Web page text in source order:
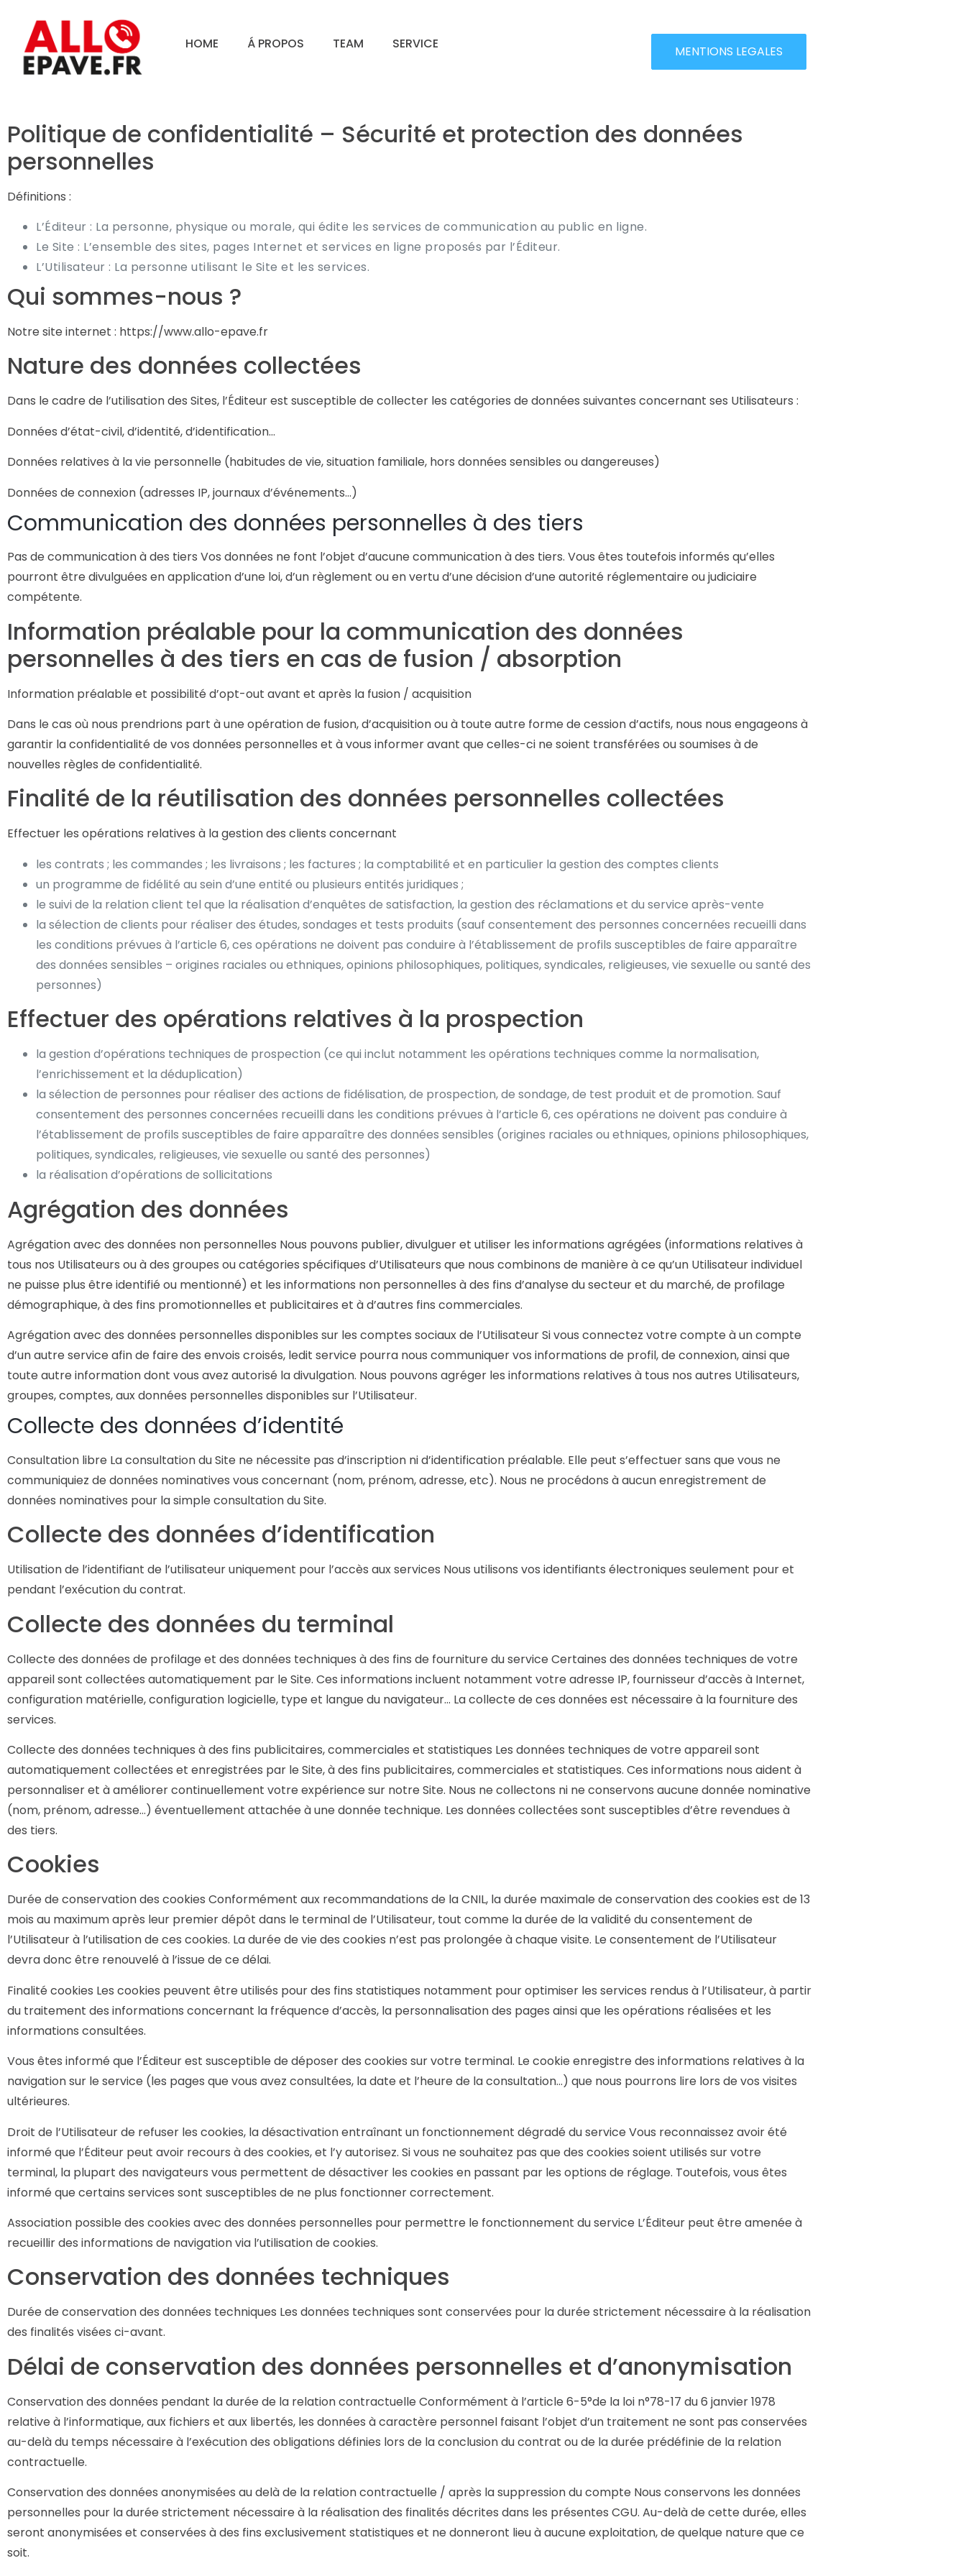
HOME Á PROPOS TEAM SERVICE MENTIONS LEGALES
Politique de confidentialité – Sécurité et protection des données
personnelles
Définitions :
L’Éditeur : La personne, physique ou morale, qui édite les services de communication au public en ligne.
Le Site : L’ensemble des sites, pages Internet et services en ligne proposés par l’Éditeur.
L’Utilisateur : La personne utilisant le Site et les services.
Qui sommes-nous ?
Notre site internet : https://www.allo-epave.fr
Nature des données collectées
Dans le cadre de l’utilisation des Sites, l’Éditeur est susceptible de collecter les catégories de données suivantes concernant ses Utilisateurs :
Données d’état-civil, d’identité, d’identification…
Données relatives à la vie personnelle (habitudes de vie, situation familiale, hors données sensibles ou dangereuses)
Données de connexion (adresses IP, journaux d’événements…)
Communication des données personnelles à des tiers
Pas de communication à des tiers Vos données ne font l’objet d’aucune communication à des tiers. Vous êtes toutefois informés qu’elles
pourront être divulguées en application d’une loi, d’un règlement ou en vertu d’une décision d’une autorité réglementaire ou judiciaire
compétente.
Information préalable pour la communication des données
personnelles à des tiers en cas de fusion / absorption
Information préalable et possibilité d’opt-out avant et après la fusion / acquisition
Dans le cas où nous prendrions part à une opération de fusion, d’acquisition ou à toute autre forme de cession d’actifs, nous nous engageons à
garantir la confidentialité de vos données personnelles et à vous informer avant que celles-ci ne soient transférées ou soumises à de
nouvelles règles de confidentialité.
Finalité de la réutilisation des données personnelles collectées
Effectuer les opérations relatives à la gestion des clients concernant
les contrats ; les commandes ; les livraisons ; les factures ; la comptabilité et en particulier la gestion des comptes clients
un programme de fidélité au sein d’une entité ou plusieurs entités juridiques ;
le suivi de la relation client tel que la réalisation d’enquêtes de satisfaction, la gestion des réclamations et du service après-vente
la sélection de clients pour réaliser des études, sondages et tests produits (sauf consentement des personnes concernées recueilli dans
les conditions prévues à l’article 6, ces opérations ne doivent pas conduire à l’établissement de profils susceptibles de faire apparaître
des données sensibles – origines raciales ou ethniques, opinions philosophiques, politiques, syndicales, religieuses, vie sexuelle ou santé des
personnes)
Effectuer des opérations relatives à la prospection
la gestion d’opérations techniques de prospection (ce qui inclut notamment les opérations techniques comme la normalisation,
l’enrichissement et la déduplication)
la sélection de personnes pour réaliser des actions de fidélisation, de prospection, de sondage, de test produit et de promotion. Sauf
consentement des personnes concernées recueilli dans les conditions prévues à l’article 6, ces opérations ne doivent pas conduire à
l’établissement de profils susceptibles de faire apparaître des données sensibles (origines raciales ou ethniques, opinions philosophiques,
politiques, syndicales, religieuses, vie sexuelle ou santé des personnes)
la réalisation d’opérations de sollicitations
Agrégation des données
Agrégation avec des données non personnelles Nous pouvons publier, divulguer et utiliser les informations agrégées (informations relatives à
tous nos Utilisateurs ou à des groupes ou catégories spécifiques d’Utilisateurs que nous combinons de manière à ce qu’un Utilisateur individuel
ne puisse plus être identifié ou mentionné) et les informations non personnelles à des fins d’analyse du secteur et du marché, de profilage
démographique, à des fins promotionnelles et publicitaires et à d’autres fins commerciales.
Agrégation avec des données personnelles disponibles sur les comptes sociaux de l’Utilisateur Si vous connectez votre compte à un compte
d’un autre service afin de faire des envois croisés, ledit service pourra nous communiquer vos informations de profil, de connexion, ainsi que
toute autre information dont vous avez autorisé la divulgation. Nous pouvons agréger les informations relatives à tous nos autres Utilisateurs,
groupes, comptes, aux données personnelles disponibles sur l’Utilisateur.
Collecte des données d’identité
Consultation libre La consultation du Site ne nécessite pas d’inscription ni d’identification préalable. Elle peut s’effectuer sans que vous ne
communiquiez de données nominatives vous concernant (nom, prénom, adresse, etc). Nous ne procédons à aucun enregistrement de
données nominatives pour la simple consultation du Site.
Collecte des données d’identification
Utilisation de l’identifiant de l’utilisateur uniquement pour l’accès aux services Nous utilisons vos identifiants électroniques seulement pour et
pendant l’exécution du contrat.
Collecte des données du terminal
Collecte des données de profilage et des données techniques à des fins de fourniture du service Certaines des données techniques de votre
appareil sont collectées automatiquement par le Site. Ces informations incluent notamment votre adresse IP, fournisseur d’accès à Internet,
configuration matérielle, configuration logicielle, type et langue du navigateur… La collecte de ces données est nécessaire à la fourniture des
services.
Collecte des données techniques à des fins publicitaires, commerciales et statistiques Les données techniques de votre appareil sont
automatiquement collectées et enregistrées par le Site, à des fins publicitaires, commerciales et statistiques. Ces informations nous aident à
personnaliser et à améliorer continuellement votre expérience sur notre Site. Nous ne collectons ni ne conservons aucune donnée nominative
(nom, prénom, adresse…) éventuellement attachée à une donnée technique. Les données collectées sont susceptibles d’être revendues à
des tiers.
Cookies
Durée de conservation des cookies Conformément aux recommandations de la CNIL, la durée maximale de conservation des cookies est de 13
mois au maximum après leur premier dépôt dans le terminal de l’Utilisateur, tout comme la durée de la validité du consentement de
l’Utilisateur à l’utilisation de ces cookies. La durée de vie des cookies n’est pas prolongée à chaque visite. Le consentement de l’Utilisateur
devra donc être renouvelé à l’issue de ce délai.
Finalité cookies Les cookies peuvent être utilisés pour des fins statistiques notamment pour optimiser les services rendus à l’Utilisateur, à partir
du traitement des informations concernant la fréquence d’accès, la personnalisation des pages ainsi que les opérations réalisées et les
informations consultées.
Vous êtes informé que l’Éditeur est susceptible de déposer des cookies sur votre terminal. Le cookie enregistre des informations relatives à la
navigation sur le service (les pages que vous avez consultées, la date et l’heure de la consultation…) que nous pourrons lire lors de vos visites
ultérieures.
Droit de l’Utilisateur de refuser les cookies, la désactivation entraînant un fonctionnement dégradé du service Vous reconnaissez avoir été
informé que l’Éditeur peut avoir recours à des cookies, et l’y autorisez. Si vous ne souhaitez pas que des cookies soient utilisés sur votre
terminal, la plupart des navigateurs vous permettent de désactiver les cookies en passant par les options de réglage. Toutefois, vous êtes
informé que certains services sont susceptibles de ne plus fonctionner correctement.
Association possible des cookies avec des données personnelles pour permettre le fonctionnement du service L’Éditeur peut être amenée à
recueillir des informations de navigation via l’utilisation de cookies.
Conservation des données techniques
Durée de conservation des données techniques Les données techniques sont conservées pour la durée strictement nécessaire à la réalisation
des finalités visées ci-avant.
Délai de conservation des données personnelles et d’anonymisation
Conservation des données pendant la durée de la relation contractuelle Conformément à l’article 6-5°de la loi n°78-17 du 6 janvier 1978
relative à l’informatique, aux fichiers et aux libertés, les données à caractère personnel faisant l’objet d’un traitement ne sont pas conservées
au-delà du temps nécessaire à l’exécution des obligations définies lors de la conclusion du contrat ou de la durée prédéfinie de la relation
contractuelle.
Conservation des données anonymisées au delà de la relation contractuelle / après la suppression du compte Nous conservons les données
personnelles pour la durée strictement nécessaire à la réalisation des finalités décrites dans les présentes CGU. Au-delà de cette durée, elles
seront anonymisées et conservées à des fins exclusivement statistiques et ne donneront lieu à aucune exploitation, de quelque nature que ce
soit.